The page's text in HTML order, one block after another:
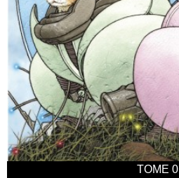
TOME 0